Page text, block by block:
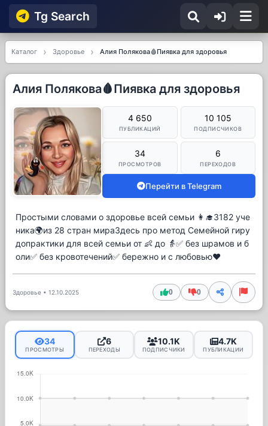
Tg Searсh
Каталог Здоровье Алия Полякова🩸Пиявка для здоровья
Алия Полякова🩸Пиявка для здоровья
4 650
ПУБЛИКАЦИЙ
10 105
ПОДПИСЧИКОВ
34
ПРОСМОТРОВ
6
ПЕРЕХОДОВ
Перейти в Telegram
Простыми словами о здоровье всей семьи 👩‍🎓3182 уче
ника🌍из 28 стран мираЗдесь про метод Семейной гиру
допрактики для всей семьи от 👶 до 👵✅ без шрамов и б
оли✅ без кровотечений✅ бережно и с любовью❤️
Здоровье • 12.10.2025 0 0
34
ПРОСМОТРЫ
6
ПЕРЕХОДЫ
10.1K
ПОДПИСЧИКИ
4.7K
ПУБЛИКАЦИИ